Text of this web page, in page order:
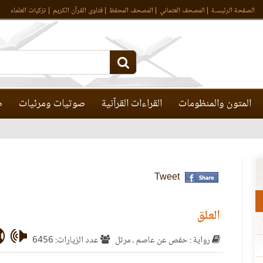
الصفحة الرئيسـة المصحف العثماني المصحف المحفظ فتاوى القرآن الكريم تزكيات العلماء
المتون والمنظومات القراءات القرآنية صوتيات ومرئيات
Tweet
العلق
رواية : حفص عن عاصم ، مرتل عدد الزيارات: 6456